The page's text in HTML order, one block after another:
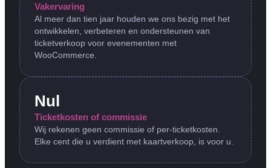
Vakervaring
Al meer dan tien jaar houden we ons bezig met het
ontwikkelen, verbeteren en ondersteunen van
ticketverkoop voor evenementen met
WooCommerce.
Nul
Ticketkosten of commissie
Wij rekenen geen commissie of per-ticketkosten.
Elke cent die u verdient met kaartverkoop, is voor u.